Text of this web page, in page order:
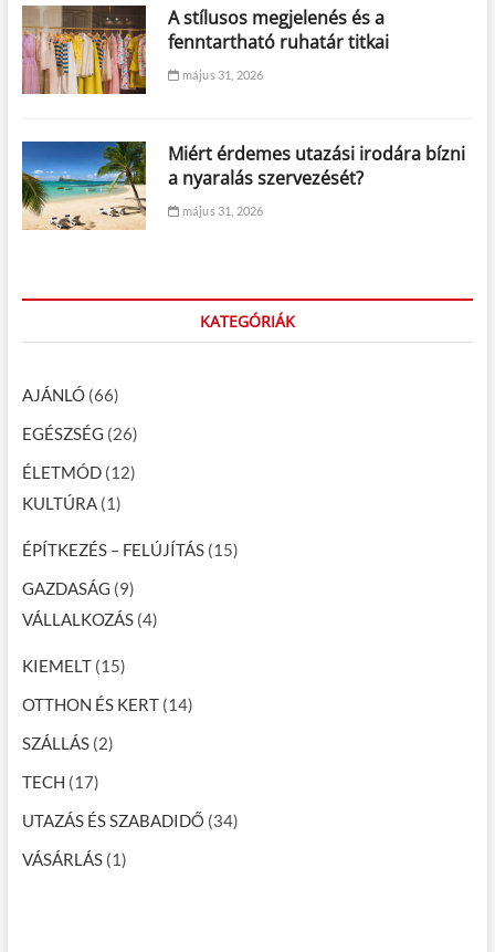
A stílusos megjelenés és a
fenntartható ruhatár titkai
május 31, 2026
Miért érdemes utazási irodára bízni
a nyaralás szervezését?
május 31, 2026
KATEGÓRIÁK
AJÁNLÓ(66)
EGÉSZSÉG (26)
ÉLETMÓD(12)
KULTÚRA(1)
ÉPÍTKEZÉS – FELÚJÍTÁS(15)
GAZDASÁG (9)
VÁLLALKOZÁS(4)
KIEMELT(15)
OTTHON ÉS KERT(14)
SZÁLLÁS(2)
TECH (17)
UTAZÁS ÉS SZABADIDŐ (34)
VÁSÁRLÁS(1)